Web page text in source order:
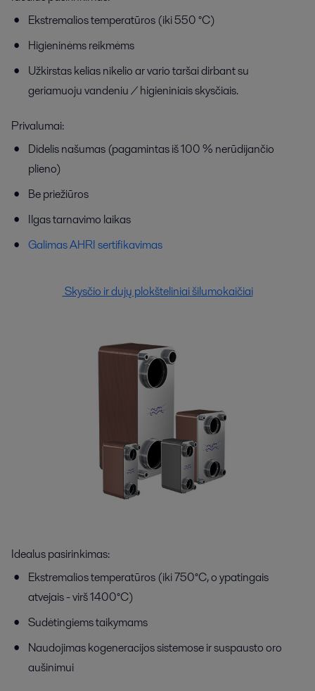
Ekstremalios temperatūros (iki 550 °C)
Higieninėms reikmėms
Užkirstas kelias nikelio ar vario taršai dirbant su
geriamuoju vandeniu / higieniniais skysčiais.
Privalumai:
Didelis našumas (pagamintas iš 100 % nerūdijančio
plieno)
Be priežiūros
Ilgas tarnavimo laikas
Galimas AHRI sertifikavimas
Skysčio ir dujų plokšteliniai šilumokaičiai
Idealus pasirinkimas:
Ekstremalios temperatūros (iki 750°C, o ypatingais
atvejais - virš 1400°C)
Sudėtingiems taikymams
Naudojimas kogeneracijos sistemose ir suspausto oro
aušinimui